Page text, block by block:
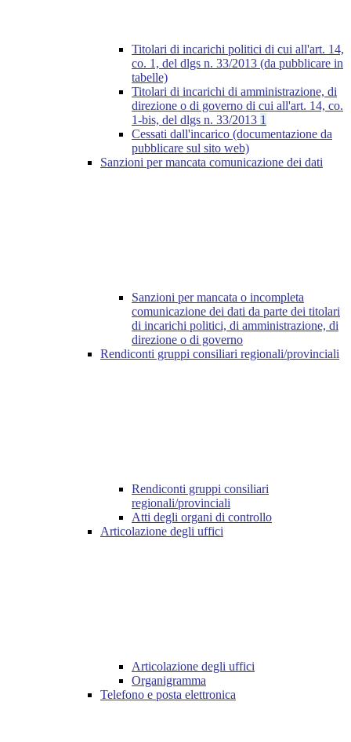
Titolari di incarichi politici di cui all'art. 14,
co. 1, del dlgs n. 33/2013 (da pubblicare in
tabelle)
Titolari di incarichi di amministrazione, di
direzione o di governo di cui all'art. 14, co.
1-bis, del dlgs n. 33/2013 1
Cessati dall'incarico (documentazione da
pubblicare sul sito web)
Sanzioni per mancata comunicazione dei dati
Sanzioni per mancata o incompleta
comunicazione dei dati da parte dei titolari
di incarichi politici, di amministrazione, di
direzione o di governo
Rendiconti gruppi consiliari regionali/provinciali
Rendiconti gruppi consiliari
regionali/provinciali
Atti degli organi di controllo
Articolazione degli uffici
Articolazione degli uffici
Organigramma
Telefono e posta elettronica